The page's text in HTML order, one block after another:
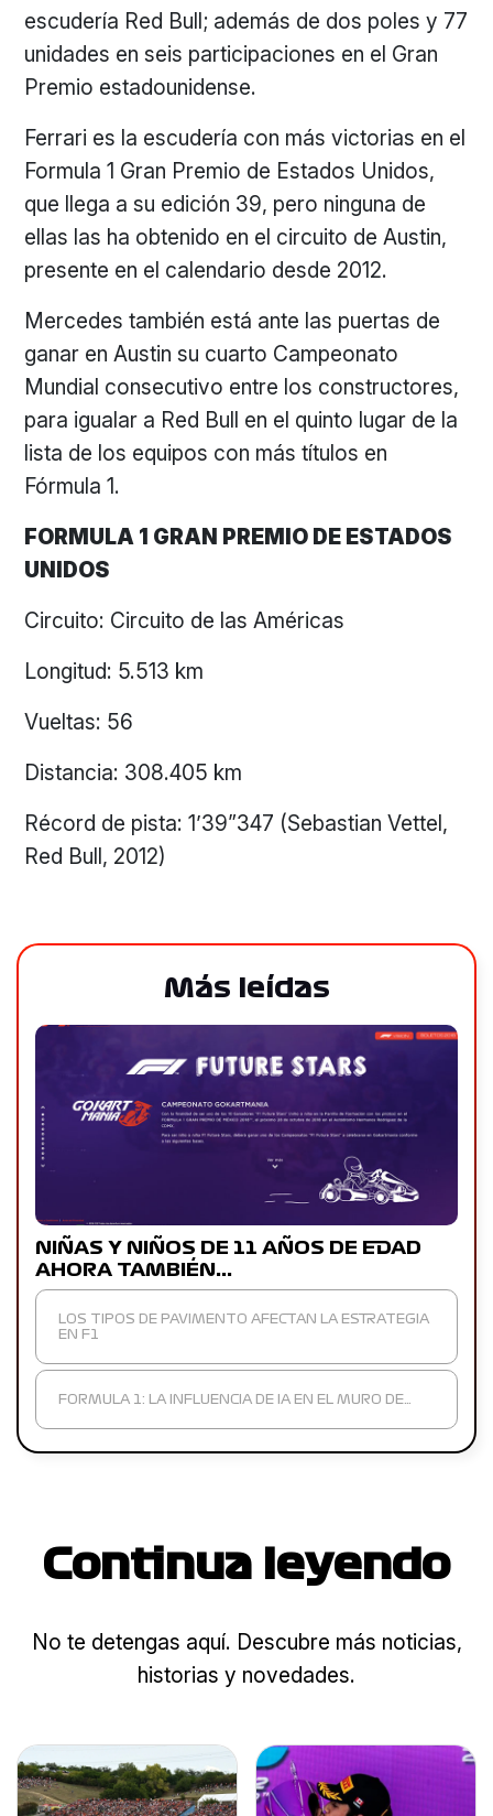
escudería Red Bull; además de dos poles y 77
unidades en seis participaciones en el Gran
Premio estadounidense.
Ferrari es la escudería con más victorias en el
Formula 1 Gran Premio de Estados Unidos,
que llega a su edición 39, pero ninguna de
ellas las ha obtenido en el circuito de Austin,
presente en el calendario desde 2012.
Mercedes también está ante las puertas de
ganar en Austin su cuarto Campeonato
Mundial consecutivo entre los constructores,
para igualar a Red Bull en el quinto lugar de la
lista de los equipos con más títulos en
Fórmula 1.
FORMULA 1 GRAN PREMIO DE ESTADOS
UNIDOS
Circuito: Circuito de las Américas
Longitud: 5.513 km
Vueltas: 56
Distancia: 308.405 km
Récord de pista: 1’39”347 (Sebastian Vettel,
Red Bull, 2012)
Más leídas
NIÑAS Y NIÑOS DE 11 AÑOS DE EDAD
AHORA TAMBIÉN…
LOS TIPOS DE PAVIMENTO AFECTAN LA ESTRATEGIA
EN F1
FORMULA 1: LA INFLUENCIA DE IA EN EL MURO DE…
Continua leyendo
No te detengas aquí. Descubre más noticias,
historias y novedades.